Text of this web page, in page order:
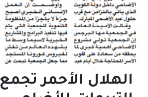
الهلال الأحمر تجمع